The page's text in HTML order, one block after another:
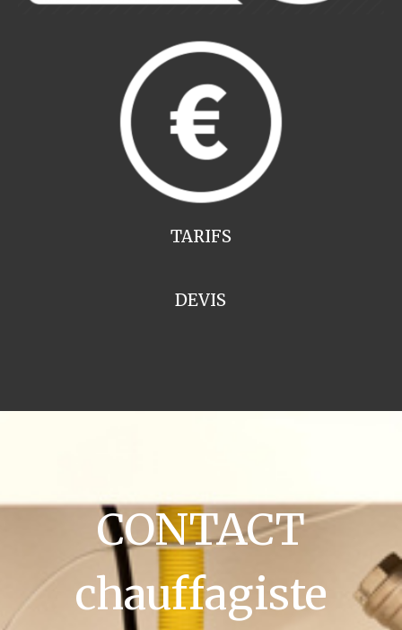
TARIFS
DEVIS
CONTACT
chauffagiste